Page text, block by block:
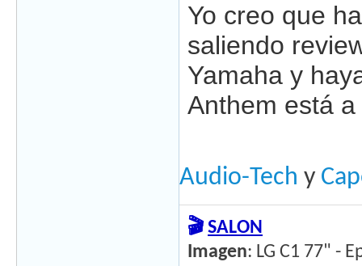
Yo creo que
saliendo
Yamaha y
Anthem está
Audio-Tech y
🎬 SALON
Imagen: LG C1 77" -